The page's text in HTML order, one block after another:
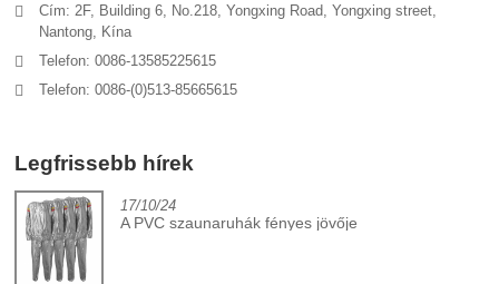
Cím: 2F, Building 6, No.218, Yongxing Road, Yongxing street,
Nantong, Kína
Telefon: 0086-13585225615
Telefon: 0086-(0)513-85665615
Legfrissebb hírek
17/10/24
A PVC szaunaruhák fényes jövője